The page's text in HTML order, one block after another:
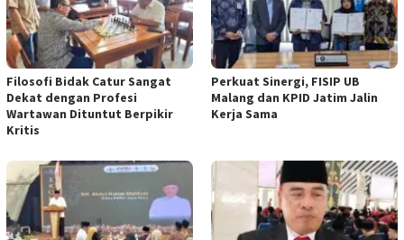
Filosofi Bidak Catur Sangat
Dekat dengan Profesi
Wartawan Dituntut Berpikir
Kritis
Perkuat Sinergi, FISIP UB
Malang dan KPID Jatim Jalin
Kerja Sama